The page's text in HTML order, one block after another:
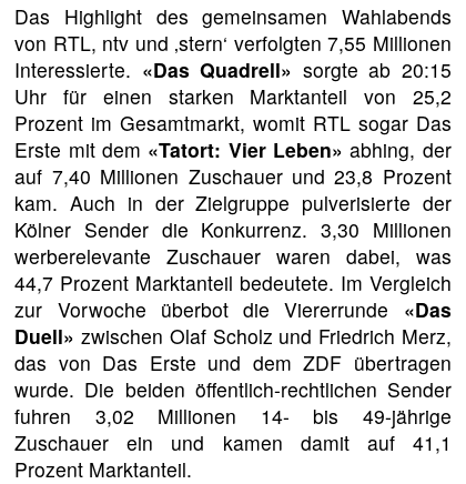
Das Highlight des gemeinsamen Wahlabends
von RTL, ntv und ‚stern‘ verfolgten 7,55 Millionen
Interessierte. «Das Quadrell» sorgte ab 20:15
Uhr für einen starken Marktanteil von 25,2
Prozent im Gesamtmarkt, womit RTL sogar Das
Erste mit dem «Tatort: Vier Leben» abhing, der
auf 7,40 Millionen Zuschauer und 23,8 Prozent
kam. Auch in der Zielgruppe pulverisierte der
Kölner Sender die Konkurrenz. 3,30 Millionen
werberelevante Zuschauer waren dabei, was
44,7 Prozent Marktanteil bedeutete. Im Vergleich
zur Vorwoche überbot die Viererrunde «Das
Duell» zwischen Olaf Scholz und Friedrich Merz,
das von Das Erste und dem ZDF übertragen
wurde. Die beiden öffentlich-rechtlichen Sender
fuhren 3,02 Millionen 14- bis 49-jährige
Zuschauer ein und kamen damit auf 41,1
Prozent Marktanteil.